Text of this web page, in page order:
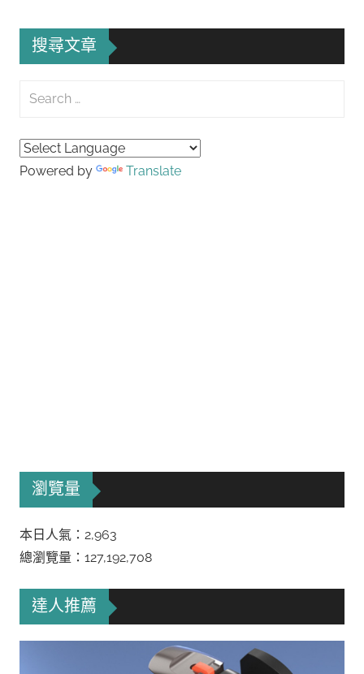
搜尋文章
Search
Powered by Translate
瀏覽量
本日人氣：2,963
總瀏覽量：127,192,708
達人推薦